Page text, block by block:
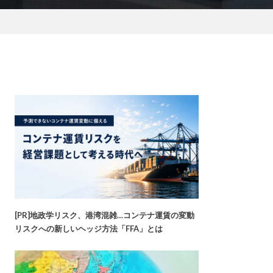
[PR]地政学リスク、港湾混雑…コンテナ運賃の変動
リスクへの新しいヘッジ方法「FFA」とは